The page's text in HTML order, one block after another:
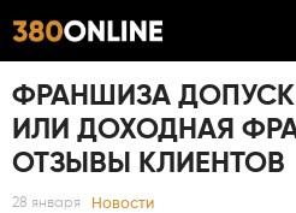
ФРАНШИЗА
ИЛИ ДОХОДНАЯ
ОТЗЫВЫ КЛИЕНТОВ
28 января Новости